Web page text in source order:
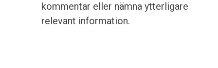
kommentar eller nämna ytterligare
relevant information.